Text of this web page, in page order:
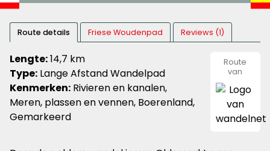
Route details Friese Woudenpad Reviews (1)
Lengte:14,7 km
Type: Lange Afstand Wandelpad
Kenmerken: Rivieren en kanalen,
Meren, plassen en vennen, Boerenland,
Gemarkeerd
Route
van